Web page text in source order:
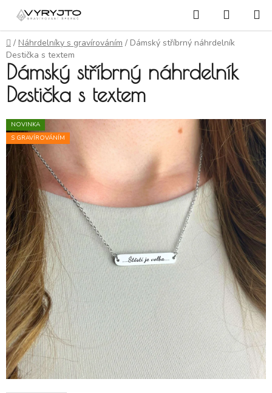
Přejít na obsah Hledat
Domů
/ Náhrdelníky s gravírováním / Dámský stříbrný náhrdelník
Destička s textem
Dámský stříbrný náhrdelník
Destička s textem
NOVINKA
S GRAVÍROVÁNÍM